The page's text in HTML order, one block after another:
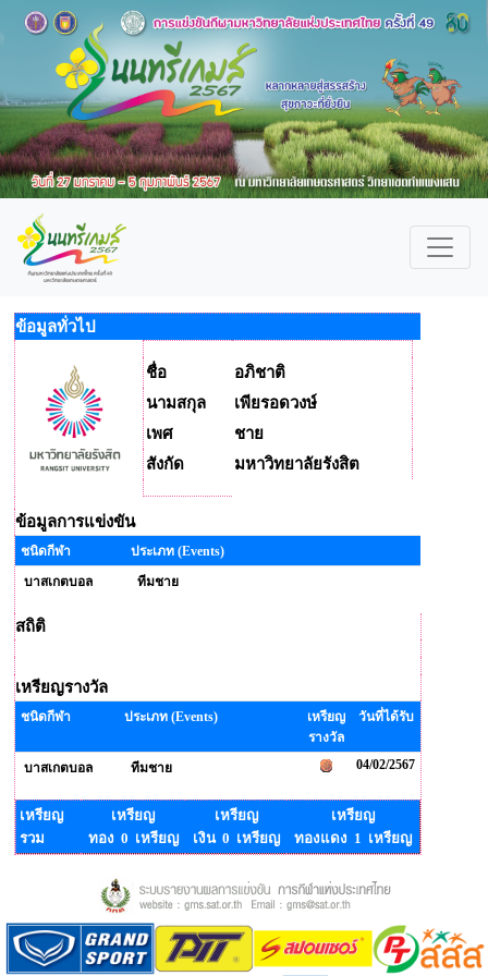
ข้อมูลทั่วไป
ชื่อ
อภิชาติ
นามสกุล
เพียรอดวงษ์
เพศ
ชาย
สังกัด
มหาวิทยาลัยรังสิต
ข้อมูลการแข่งขัน
ชนิดกีฬา
ประเภท (Events)
บาสเกตบอล
ทีมชาย
สถิติ
เหรียญรางวัล
ชนิดกีฬา ประเภท (Events)
เหรียญ
รางวัล
วันที่ได้รับ
บาสเกตบอล ทีมชาย 04/02/2567
เหรียญ
รวม
เหรียญ
ทอง 0 เหรียญ
เหรียญ
เงิน 0 เหรียญ
เหรียญ
ทองแดง 1 เหรียญ